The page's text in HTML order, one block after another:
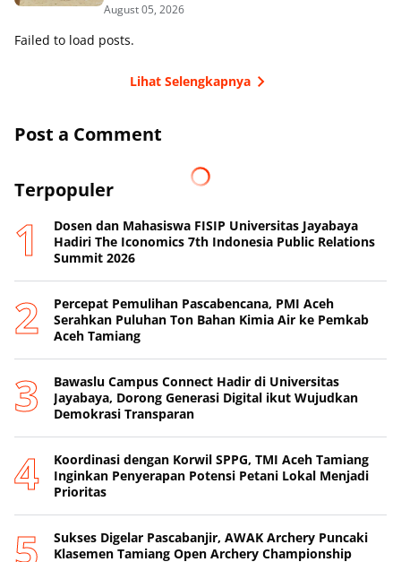
August 05, 2026
Failed to load posts.
Lihat Selengkapnya
Post a Comment
Terpopuler
Dosen dan Mahasiswa FISIP Universitas Jayabaya
Hadiri The Iconomics 7th Indonesia Public Relations
Summit 2026
Percepat Pemulihan Pascabencana, PMI Aceh
Serahkan Puluhan Ton Bahan Kimia Air ke Pemkab
Aceh Tamiang
Bawaslu Campus Connect Hadir di Universitas
Jayabaya, Dorong Generasi Digital ikut Wujudkan
Demokrasi Transparan
Koordinasi dengan Korwil SPPG, TMI Aceh Tamiang
Inginkan Penyerapan Potensi Petani Lokal Menjadi
Prioritas
Sukses Digelar Pascabanjir, AWAK Archery Puncaki
Klasemen Tamiang Open Archery Championship